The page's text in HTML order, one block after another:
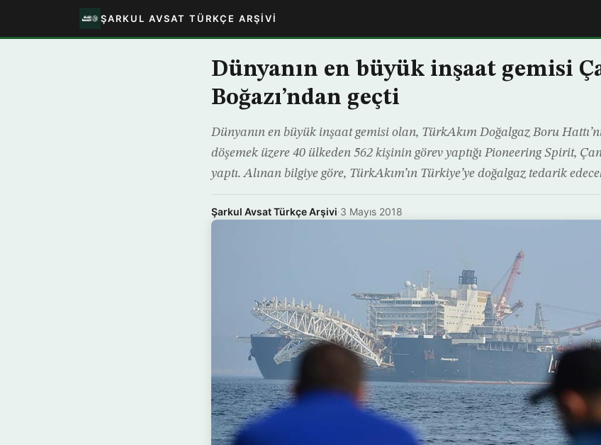
ŞARKUL AVSAT TÜRKÇE ARŞIVI
Dünyanın en büyük inşaat gemisi
Boğazı’ndan geçti
Dünyanın en büyük inşaat gemisi olan, TürkAkım Doğalgaz Boru
döşemek üzere 40 ülkeden 562 kişinin görev yaptığı Pioneering Spirit,
yaptı. Alınan bilgiye göre, TürkAkım’ın Türkiye’ye doğalgaz tedarik
Şarkul Avsat Türkçe Arşivi·3 Mayıs 2018